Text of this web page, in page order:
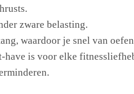
zware belasting.
waardoor je snel van
have is voor elke